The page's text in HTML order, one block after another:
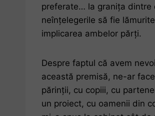
preferate… la granița dintre
neînțelegerile să fie
implicarea ambelor părți.
Despre faptul că avem
această premisă, ne-ar
părinții, cu copiii, cu
un proiect, cu oamenii din